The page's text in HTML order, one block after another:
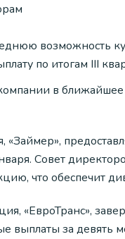
возможность
по итогам III
в
«Займер»,
Совет
что обеспечит
«ЕвроТранс»,
выплаты за девять